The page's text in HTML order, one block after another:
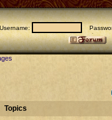
Username:
Topics